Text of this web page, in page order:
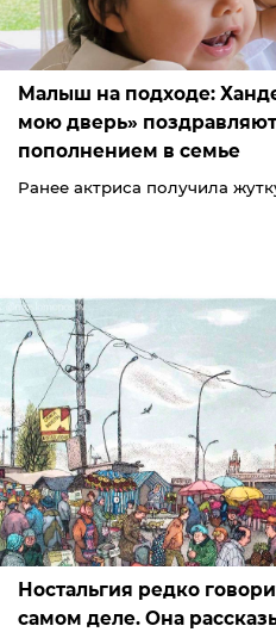
Малыш на подходе:
мою дверь»
пополнением в семье
Ранее актриса получила
Ностальгия редко
самом деле. Она